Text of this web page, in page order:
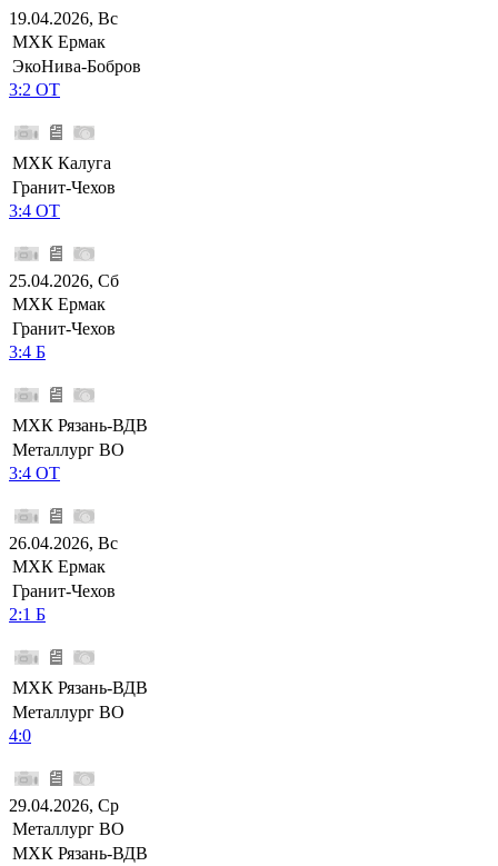
19.04.2026, Вс
МХК Ермак
ЭкоНива-Бобров
3:2 ОТ
МХК Калуга
Гранит-Чехов
3:4 ОТ
25.04.2026, Сб
МХК Ермак
Гранит-Чехов
3:4 Б
МХК Рязань-ВДВ
Металлург ВО
3:4 ОТ
26.04.2026, Вс
МХК Ермак
Гранит-Чехов
2:1 Б
МХК Рязань-ВДВ
Металлург ВО
4:0
29.04.2026, Ср
Металлург ВО
МХК Рязань-ВДВ